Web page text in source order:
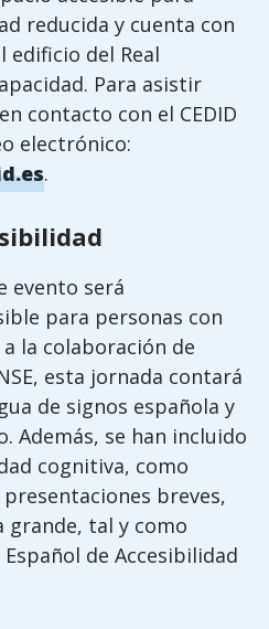
reducida y cuenta con
edificio del Real
Para asistir
contacto con el CEDID
electrónico:
.
evento será
para personas con
la colaboración de
esta jornada contará
de signos española y
Además, se han incluido
cognitiva, como
breves,
tal y como
de Accesibilidad